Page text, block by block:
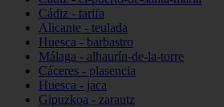
Cádiz - tarifa
Alicante - teulada
Huesca - barbastro
Málaga - alhaurín-de-la-torre
Cáceres - plasencia
Huesca - jaca
Gipuzkoa - zarautz